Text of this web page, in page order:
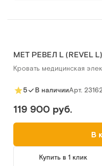
MET РЕВЕЛ L (REVEL L)
Кровать медицинская
5 В наличииАрт.
119 900 руб.
В
Купить в 1 клик